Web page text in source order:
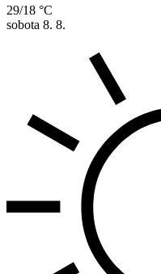
29/18 °C
sobota 8. 8.